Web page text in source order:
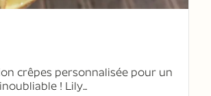
comme à leurs
pensé pour émerveiller
Demandez votre
et offrez un moment
à votre entreprise.
crêpes personnalisée pour un
! Lily...